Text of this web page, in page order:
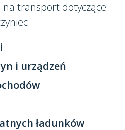
na transport dotyczące
i urządzeń
ładunków